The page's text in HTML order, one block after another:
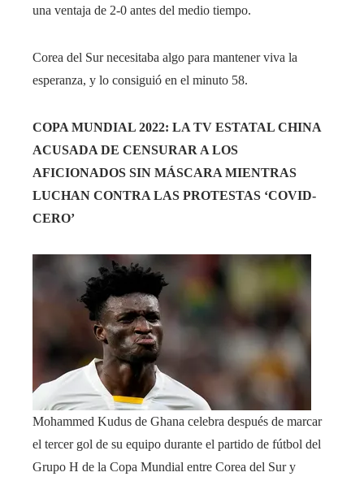
una ventaja de 2-0 antes del medio tiempo.
Corea del Sur necesitaba algo para mantener viva la
esperanza, y lo consiguió en el minuto 58.
COPA MUNDIAL 2022: LA TV ESTATAL CHINA
ACUSADA DE CENSURAR A LOS
AFICIONADOS SIN MÁSCARA MIENTRAS
LUCHAN CONTRA LAS PROTESTAS ‘COVID-
CERO’
Mohammed Kudus de Ghana celebra después de marcar
el tercer gol de su equipo durante el partido de fútbol del
Grupo H de la Copa Mundial entre Corea del Sur y